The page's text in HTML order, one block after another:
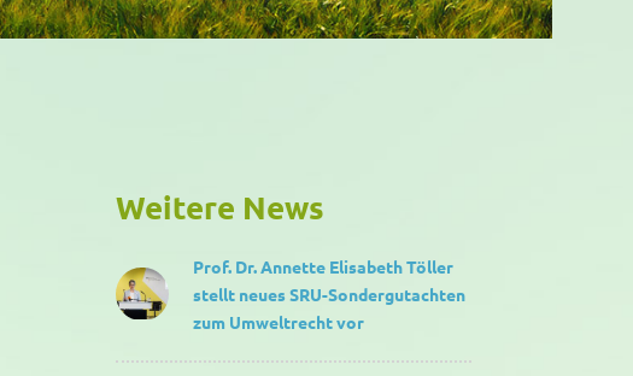
Weitere News
Prof. Dr. Annette Elisabeth Töller
stellt neues SRU-Sondergutachten
zum Umweltrecht vor